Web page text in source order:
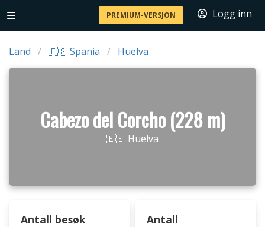
PREMIUM-VERSJON Logg inn
Land 🇪🇸 Spania Huelva
Cabezo del Corcho (228 m)
🇪🇸 Huelva
Antall besøk
Antall